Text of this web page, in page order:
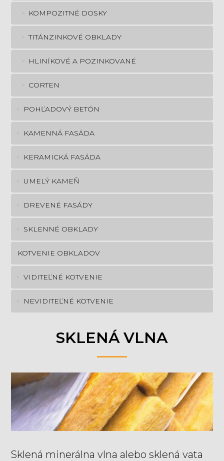
KOMPOZITNÉ DOSKY
TITÁNZINKOVÉ OBKLADY
HLINÍKOVÉ A POZINKOVANÉ
CORTEN
POHĽADOVÝ BETÓN
KAMENNÁ FASÁDA
KERAMICKÁ FASÁDA
UMELÝ KAMEŇ
DREVENÉ FASÁDY
SKLENNÉ OBKLADY
KOTVENIE OBKLADOV
VIDITEĽNÉ KOTVENIE
NEVIDITEĽNÉ KOTVENIE
SKLENÁ VLNA
Sklená minerálna vlna alebo sklená vata